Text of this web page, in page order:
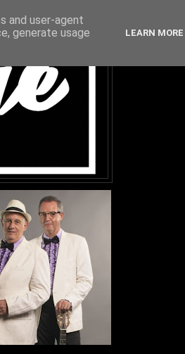
and user-agent
generate usage
LEARN MORE